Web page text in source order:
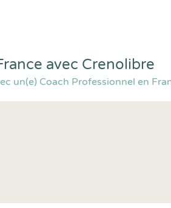
avec Crenolibre
un(e) Coach Professionnel en